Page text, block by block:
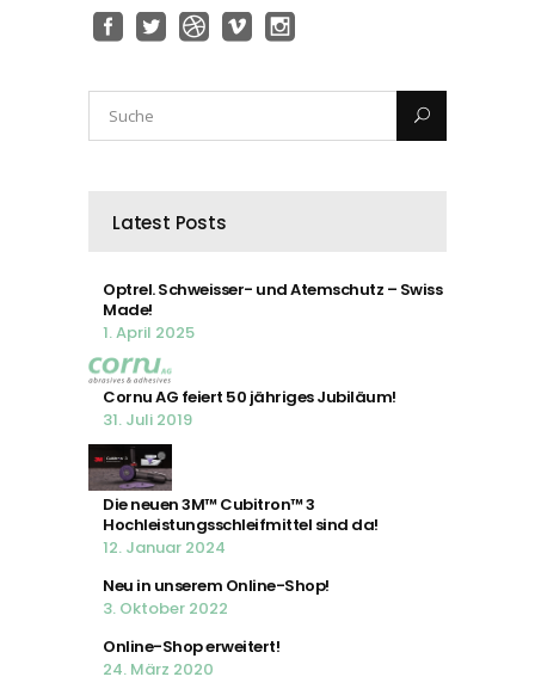
Latest Posts
Optrel. Schweisser- und Atemschutz – Swiss
Made!
1. April 2025
Cornu AG feiert 50 jähriges Jubiläum!
31. Juli 2019
Die neuen 3M™ Cubitron™ 3
Hochleistungsschleifmittel sind da!
12. Januar 2024
Neu in unserem Online-Shop!
3. Oktober 2022
Online-Shop erweitert!
24. März 2020